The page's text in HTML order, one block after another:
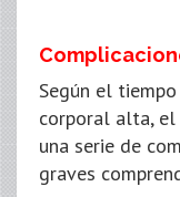
Según el
corporal alta,
una serie de
graves